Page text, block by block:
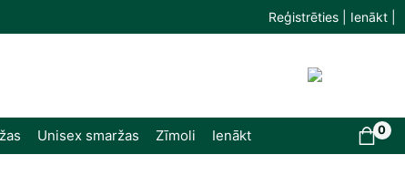
Reģistrēties | Ienākt |
Unisex smaržas Zīmoli Ienākt 0